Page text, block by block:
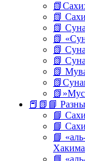
📗
📗
📗
📗
📗
📗
📕📗📘
📘
📘
📘
Хакима
📘